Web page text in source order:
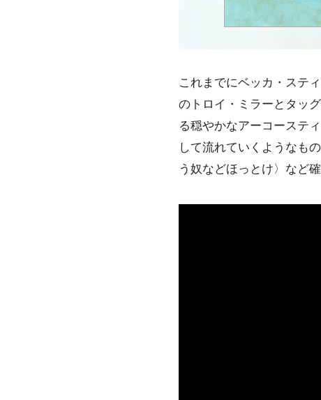
これまでにベッカ・ステ
のトロイ・ミラーとタッ
る穏やかなアーコーステ
して流れていくようなも
う奴などほっとけ〉など